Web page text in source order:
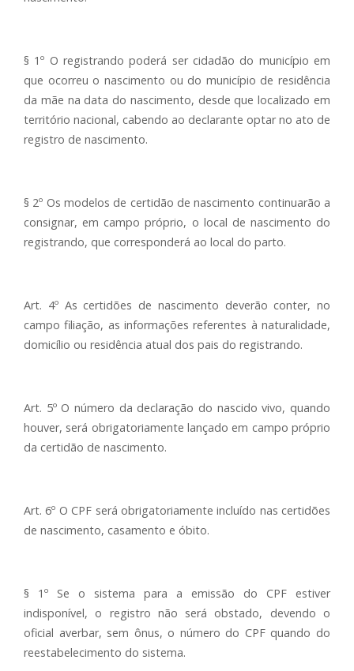
§ 1º O registrando poderá ser cidadão do município em
que ocorreu o nascimento ou do município de residência
da mãe na data do nascimento, desde que localizado em
território nacional, cabendo ao declarante optar no ato de
registro de nascimento.
§ 2º Os modelos de certidão de nascimento continuarão a
consignar, em campo próprio, o local de nascimento do
registrando, que corresponderá ao local do parto.
Art. 4º As certidões de nascimento deverão conter, no
campo filiação, as informações referentes à naturalidade,
domicílio ou residência atual dos pais do registrando.
Art. 5º O número da declaração do nascido vivo, quando
houver, será obrigatoriamente lançado em campo próprio
da certidão de nascimento.
Art. 6º O CPF será obrigatoriamente incluído nas certidões
de nascimento, casamento e óbito.
§ 1º Se o sistema para a emissão do CPF estiver
indisponível, o registro não será obstado, devendo o
oficial averbar, sem ônus, o número do CPF quando do
reestabelecimento do sistema.